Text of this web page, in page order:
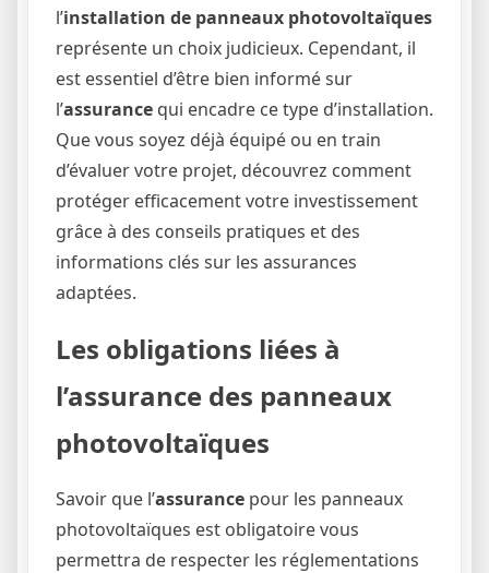
l’installation de panneaux photovoltaïques
représente un choix judicieux. Cependant, il
est essentiel d’être bien informé sur
l’assurance qui encadre ce type d’installation.
Que vous soyez déjà équipé ou en train
d’évaluer votre projet, découvrez comment
protéger efficacement votre investissement
grâce à des conseils pratiques et des
informations clés sur les assurances
adaptées.
Les obligations liées à
l’assurance des panneaux
photovoltaïques
Savoir que l’assurance pour les panneaux
photovoltaïques est obligatoire vous
permettra de respecter les réglementations